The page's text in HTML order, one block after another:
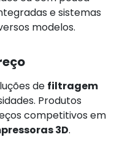
e sistemas
modelos.
de filtragem
Produtos
competitivos em
3D.